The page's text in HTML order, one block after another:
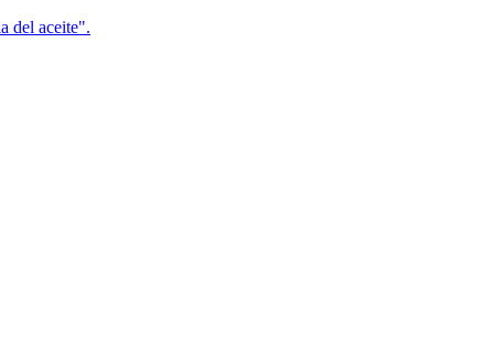
del aceite".